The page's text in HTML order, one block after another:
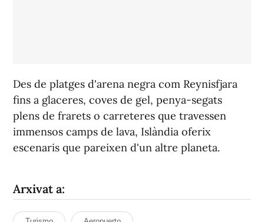
Des de platges d'arena negra com Reynisfjara
fins a glaceres, coves de gel, penya-segats
plens de frarets o carreteres que travessen
immensos camps de lava, Islàndia oferix
escenaris que pareixen d'un altre planeta.
Arxivat a: